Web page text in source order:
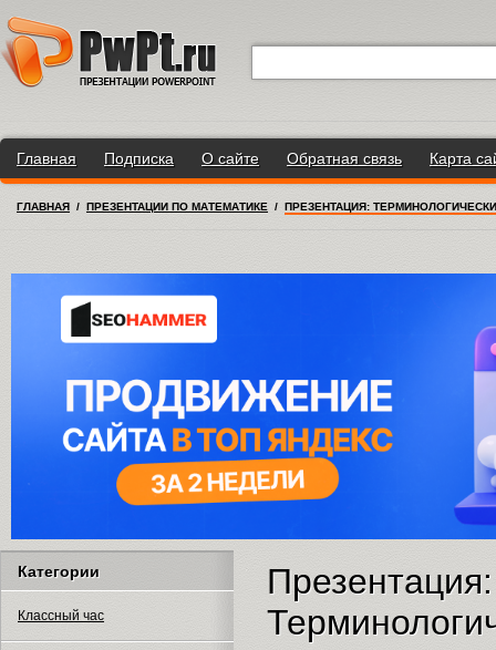
Главная Подписка О сайте Обратная связь Карта
ГЛАВНАЯ / ПРЕЗЕНТАЦИИ ПО МАТЕМАТИКЕ / ПРЕЗЕНТАЦИЯ:
Категории
Классный час
Презентация: